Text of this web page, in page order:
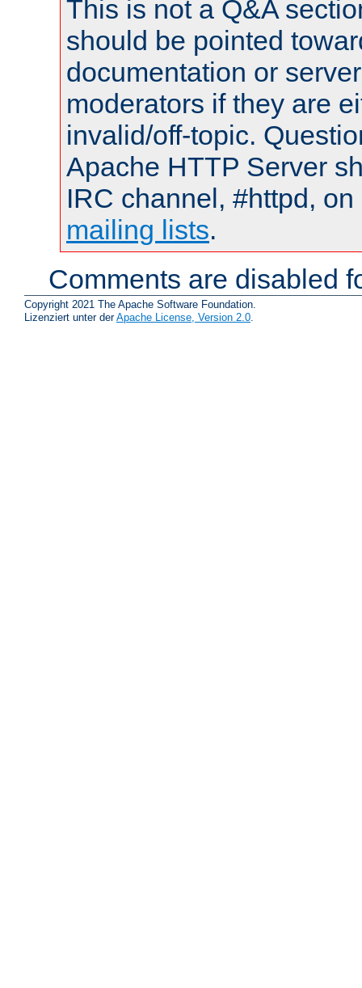
This is not a Q&A
should be pointed
documentation or
moderators if they are
invalid/off-topic.
Apache HTTP Server
IRC channel, #httpd,
mailing lists.
Comments are disabled
Copyright 2021 The Apache Software Foundation.
Lizenziert unter derApache License, Version 2.0.